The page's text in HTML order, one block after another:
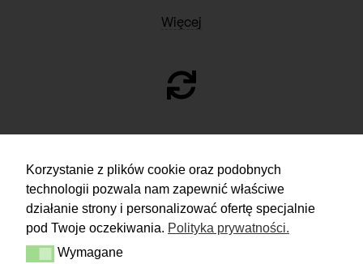
Korzystanie z plików cookie oraz podobnych
technologii pozwala nam zapewnić właściwe
działanie strony i personalizować ofertę specjalnie
pod Twoje oczekiwania. Polityka prywatności.
Wymagane
Wymagane
Więcej
Masz 14 dni na podjęcie
decyzji i spokojne rozważenie zakupu.
Więcej
Dostawa i zwrot